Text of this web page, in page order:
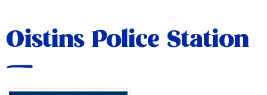
Oistins Police Station